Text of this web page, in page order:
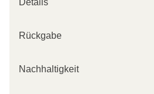
Details
Rückgabe
Nachhaltigkeit